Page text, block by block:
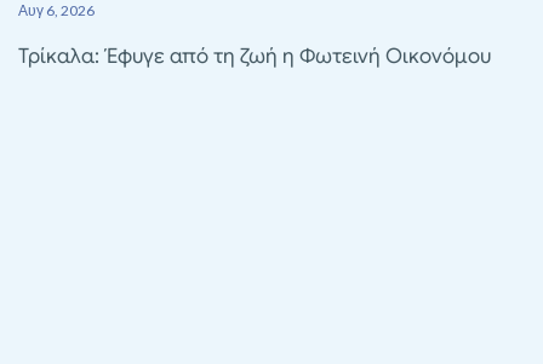
Αυγ 6, 2026
Τρίκαλα: Έφυγε από τη ζωή η Φωτεινή Οικονόμου